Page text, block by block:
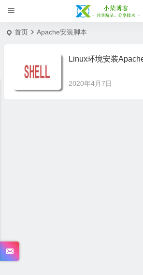
首页 Apache安装脚本
Linux环境安装
2020年4月7日